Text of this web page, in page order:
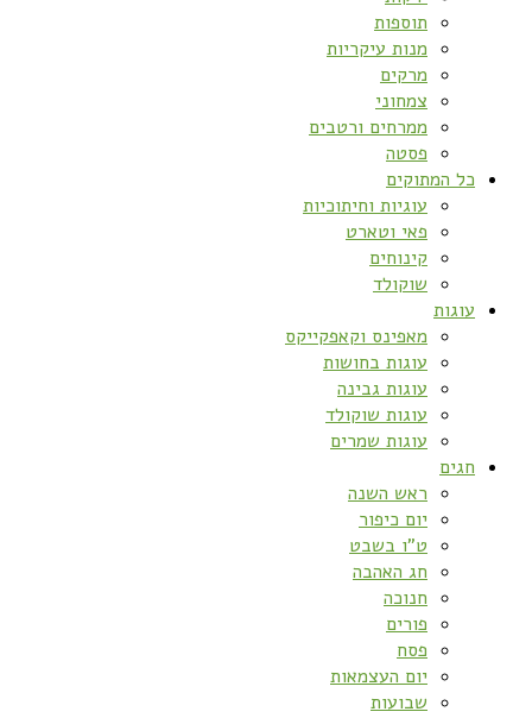
תוספות
מנות עיקריות
מרקים
צמחוני
ממרחים ורטבים
פסטה
כל המתוקים
עוגיות וחיתוכיות
פאי וטארט
קינוחים
שוקולד
עוגות
מאפינס וקאפקייקס
עוגות בחושות
עוגות גבינה
עוגות שוקולד
עוגות שמרים
חגים
ראש השנה
יום כיפור
ט”ו בשבט
חג האהבה
חנוכה
פורים
פסח
יום העצמאות
שבועות